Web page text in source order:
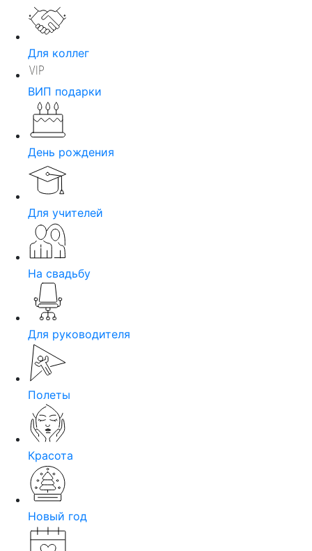
Для коллег
ВИП подарки
День рождения
Для учителей
На свадьбу
Для руководителя
Полеты
Красота
Новый год